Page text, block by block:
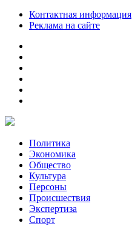
Контактная информация
Реклама на сайте
Политика
Экономика
Общество
Культура
Персоны
Происшествия
Экспертиза
Спорт